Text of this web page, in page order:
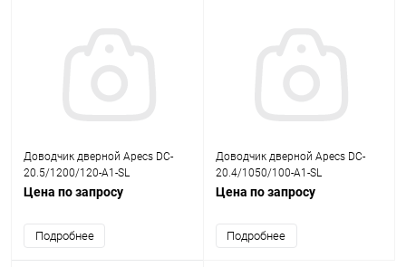
Доводчик дверной Apecs DC-
20.5/1200/120-A1-SL
Цена по запросу
Подробнее
Доводчик дверной Apecs DC-
20.4/1050/100-A1-SL
Цена по запросу
Подробнее